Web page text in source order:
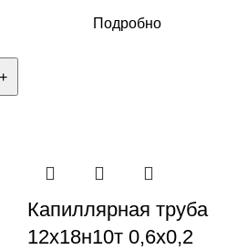
Подробно
Капиллярная труба
12х18н10т 0,6х0,2